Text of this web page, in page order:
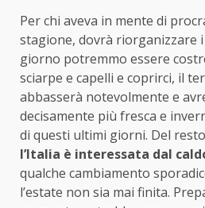
Per chi aveva in mente di
stagione, dovrà riorganizzare
giorno potremmo essere
sciarpe e capelli e coprirci, il
abbasserà notevolmente e
decisamente più fresca e
di questi ultimi giorni. Del resto
l’Italia è interessata dal
qualche cambiamento
l’estate non sia mai finita.